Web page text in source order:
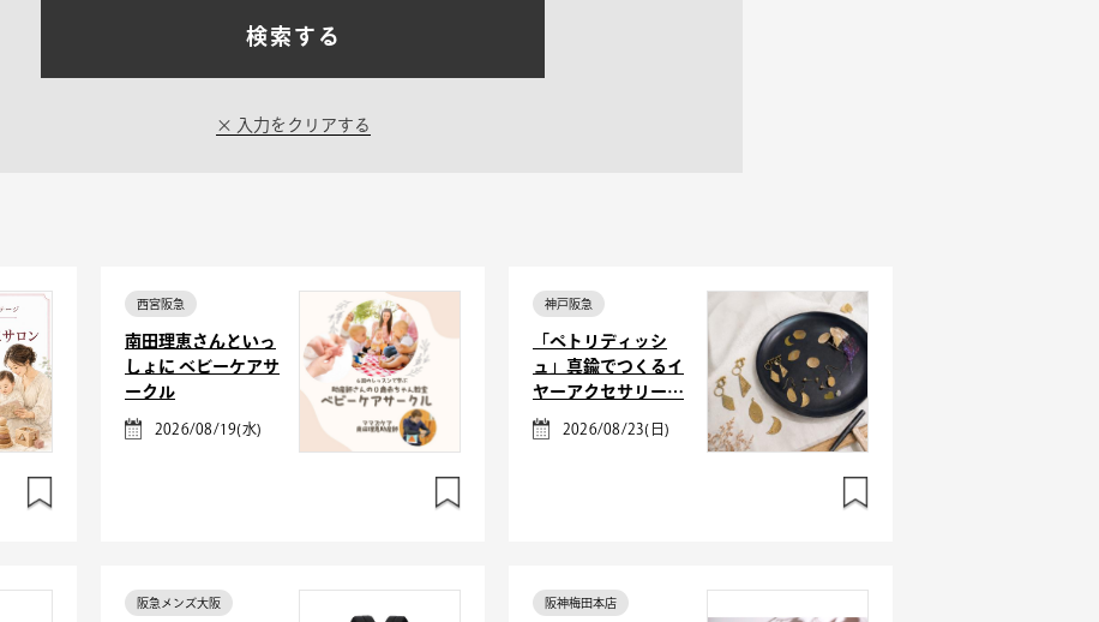
検索する
入力をクリアする
西宮阪急
南田理恵さんといっ
しょに ベビーケアサ
ークル
2026/08/19(水)
神戸阪急
「ペトリディッシ
ュ」真鍮でつくるイ
ヤーアクセサリー…
2026/08/23(日)
阪急メンズ大阪 阪神梅田本店